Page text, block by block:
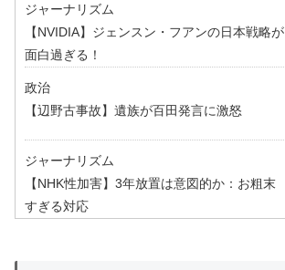
ジャーナリズム
【NVIDIA】ジェンスン・フアンの日本戦略が
面白過ぎる！
政治
【辺野古事故】遺族が百田発言に激怒
ジャーナリズム
【NHK性加害】3年放置は意図的か：お粗末
すぎる対応